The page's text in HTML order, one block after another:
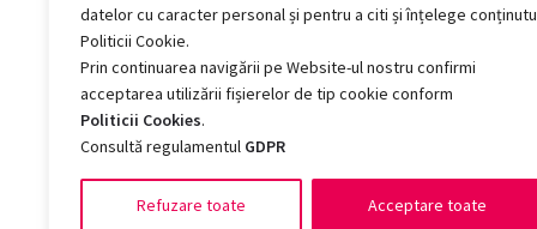
datelor cu caracter personal și pentru a citi și înțelege
Politicii Cookie.
Prin continuarea navigării pe Website-ul nostru confirmi
acceptarea utilizării fișierelor de tip cookie conform
Politicii Cookies.
Consultă regulamentul GDPR
Refuzare toate Acceptare toate